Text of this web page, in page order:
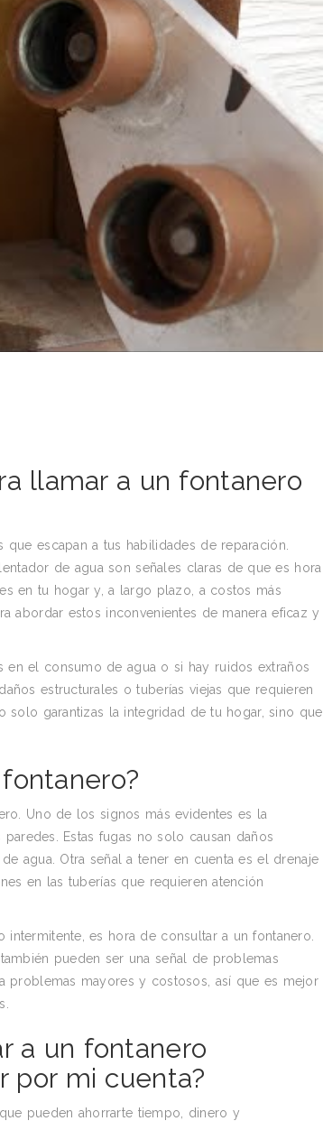
llamar a un fontanero
escapan a tus habilidades de reparación.
de agua son señales claras de que es hora
en tu hogar y, a largo plazo, a costos más
abordar estos inconvenientes de manera eficaz y
en el consumo de agua o si hay ruidos extraños
estructurales o tuberías viejas que requieren
garantizas la integridad de tu hogar, sino que
Uno de los signos más evidentes es la
Estas fugas no solo causan daños
agua. Otra señal a tener en cuenta es el drenaje
en las tuberías que requieren atención
es hora de consultar a un fontanero.
pueden ser una señal de problemas
problemas mayores y costosos, así que es mejor
a un fontanero
por mi cuenta?
pueden ahorrarte tiempo, dinero y